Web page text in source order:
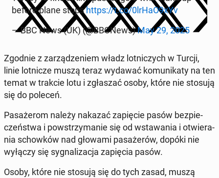
before plane stopshttps://t.co/0lrHaO9xYv
— BBC News (UK) (@BBCNews)May 29, 2025
Zgodnie z za­rzą­dze­niem władz lot­ni­czych w Turcji,
linie lot­ni­cze muszą teraz wydawać ko­mu­ni­ka­ty na ten
temat w trakcie lotu i zgła­szać osoby, które nie stosują
się do poleceń.
Pa­sa­że­rom należy nakazać za­pię­cie pasów bez­pie­
czeń­stwa i po­wstrzy­ma­nie się od wsta­wa­nia i otwie­ra­
nia schow­ków nad głowami pa­sa­że­rów, dopóki nie
wyłączy się sy­gna­li­za­cja za­pię­cia pasów.
Osoby, które nie stosują się do tych zasad, muszą